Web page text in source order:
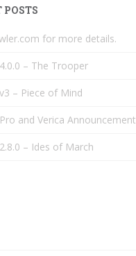
POSTS
for more details.
– The Trooper
– Piece of Mind
and Verica Announcement
– Ides of March